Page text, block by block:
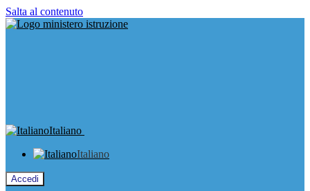
Salta al contenuto
Italiano
Italiano
Accedi